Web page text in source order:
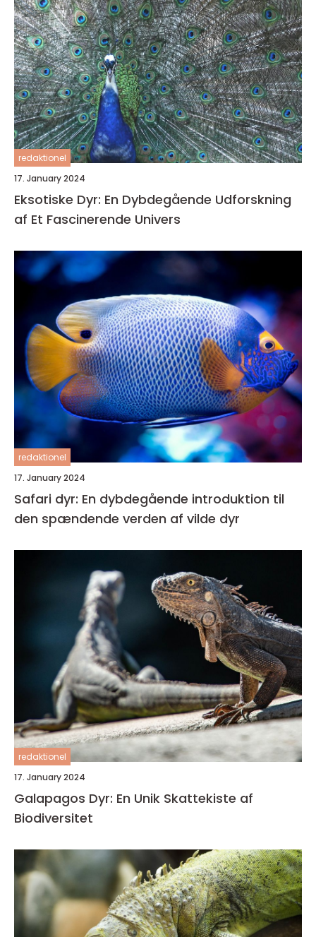
redaktionel
17. January 2024
Eksotiske Dyr: En Dybdegående Udforskning
af Et Fascinerende Univers
redaktionel
17. January 2024
Safari dyr: En dybdegående introduktion til
den spændende verden af vilde dyr
redaktionel
17. January 2024
Galapagos Dyr: En Unik Skattekiste af
Biodiversitet